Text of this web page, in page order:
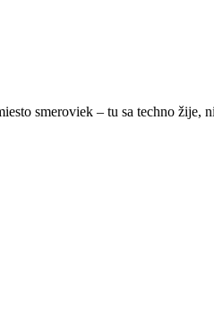
smeroviek – tu sa techno žije,